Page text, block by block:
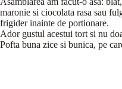
maronie si ciocolata rasa sau
frigider inainte de portionare.
Ador gustul acestui tort si nu
Pofta buna zice si bunica, pe